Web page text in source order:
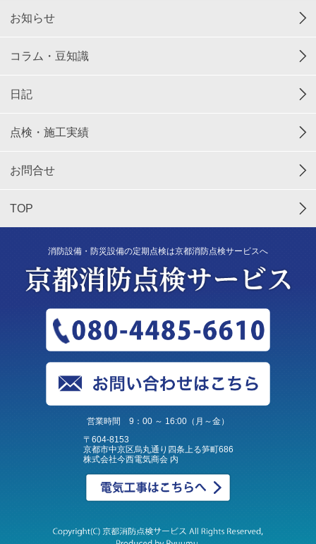
お知らせ
コラム・豆知識
日記
点検・施工実績
お問合せ
TOP
消防設備・防災設備の定期点検は京都消防点検サービスへ
営業時間 9：00 ～ 16:00（月～金）
〒604-8153
京都市中京区烏丸通り四条上る笋町686
株式会社今西電気商会 内